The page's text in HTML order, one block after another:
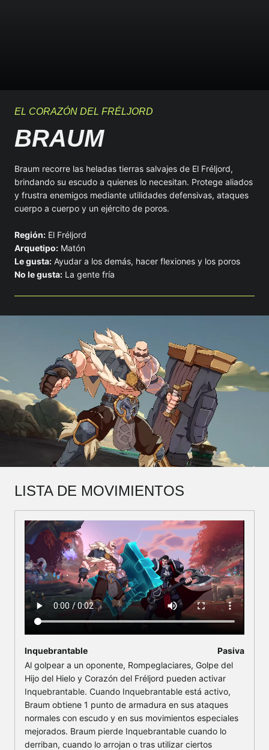
EL CORAZÓN DEL FRÉLJORD
BRAUM
Braum recorre las heladas tierras salvajes de El Fréljord,
brindando su escudo a quienes lo necesitan. Protege aliados
y frustra enemigos mediante utilidades defensivas, ataques
cuerpo a cuerpo y un ejército de poros.
Región: El Fréljord
Arquetipo: Matón
Le gusta: Ayudar a los demás, hacer flexiones y los poros
No le gusta: La gente fría
LISTA DE MOVIMIENTOS
Inquebrantable
Pasiva
Al golpear a un oponente, Rompeglaciares, Golpe del
Hijo del Hielo y Corazón del Fréljord pueden activar
Inquebrantable. Cuando Inquebrantable está activo,
Braum obtiene 1 punto de armadura en sus ataques
normales con escudo y en sus movimientos especiales
mejorados. Braum pierde Inquebrantable cuando lo
derriban, cuando lo arrojan o tras utilizar ciertos